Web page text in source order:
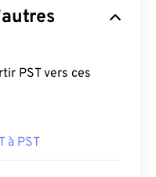
PST vers ces
à PST